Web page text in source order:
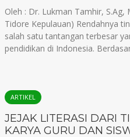
Oleh : Dr. Lukman Tamhir, S.Ag,
Tidore Kepulauan) Rendahnya
salah satu tantangan terbesar
pendidikan di Indonesia.
ARTIKEL
JEJAK LITERASI DARI
KARYA GURU DAN